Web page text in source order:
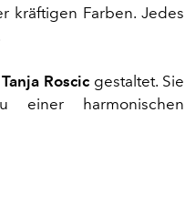
kräftigen Farben. Jedes
Tanja Roscic gestaltet. Sie
harmonischen